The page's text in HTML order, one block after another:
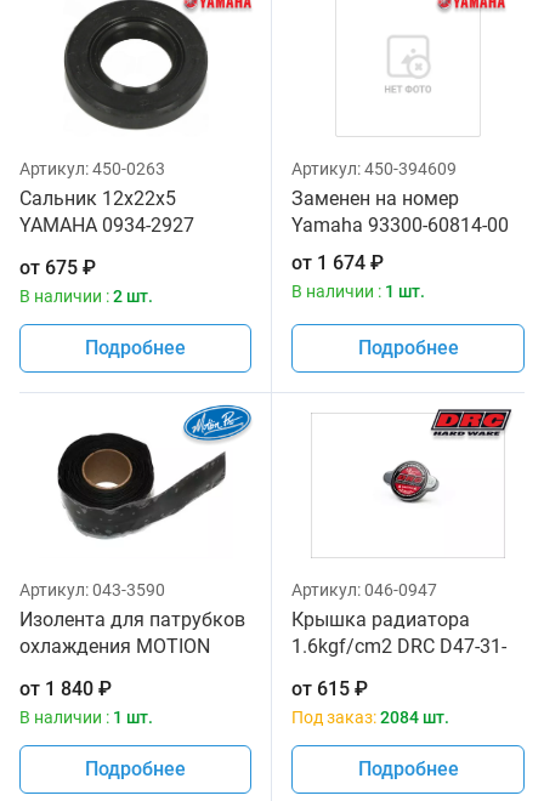
Артикул:450-0263
Сальник 12x22x5
YAMAHA 0934-2927
12321-00
от 675 ₽
В наличии :2 шт.
Подробнее
Артикул:450-394609
Заменен на номер
Yamaha 93300-60814-00
от 1 674 ₽
В наличии : 1 шт.
Подробнее
Артикул:043-3590
Изолента для патрубков
охлаждения MOTION
от 1 840 ₽
В наличии : 1 шт.
Подробнее
Артикул:046-0947
Крышка радиатора
1.6kgf/cm2 DRC D47-31-
от 615 ₽
Под заказ:2084 шт.
Подробнее